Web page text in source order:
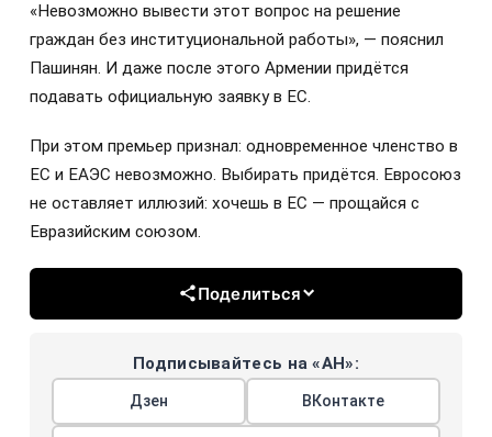
«Невозможно вывести этот вопрос на решение
граждан без институциональной работы», — пояснил
Пашинян. И даже после этого Армении придётся
подавать официальную заявку в ЕС.
При этом премьер признал: одновременное членство в
ЕС и ЕАЭС невозможно. Выбирать придётся. Евросоюз
не оставляет иллюзий: хочешь в ЕС — прощайся с
Евразийским союзом.
Поделиться
Подписывайтесь на «АН»:
Дзен ВКонтакте